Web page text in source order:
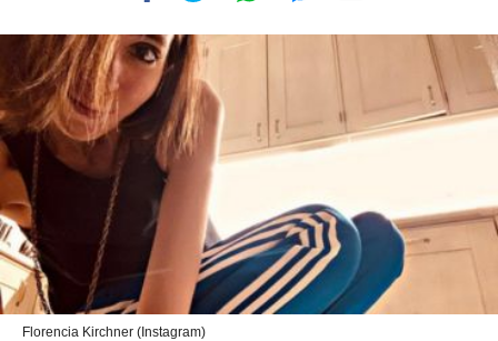
Florencia Kirchner (Instagram)